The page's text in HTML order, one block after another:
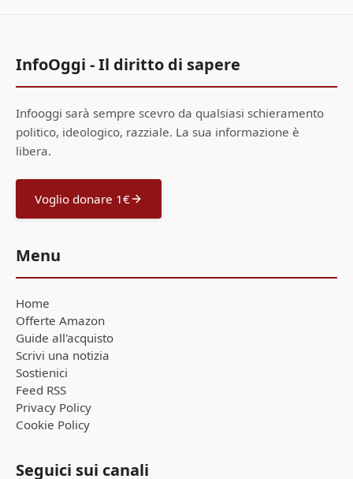
InfoOggi - Il diritto di sapere
Infooggi sarà sempre scevro da qualsiasi schieramento
politico, ideologico, razziale. La sua informazione è
libera.
Voglio donare 1€
Menu
Home
Offerte Amazon
Guide all'acquisto
Scrivi una notizia
Sostienici
Feed RSS
Privacy Policy
Cookie Policy
Seguici sui canali